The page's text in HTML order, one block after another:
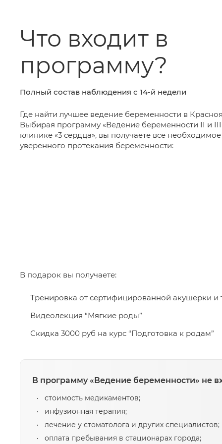
Что входит в
программу?
Полный состав наблюдения с 14-й недели
Где найти лучшее ведение беременности в
Выбирая программу «Ведение беременности II и III
клинике «3 сердца», вы получаете все
уверенного протекания беременности:
В подарок вы получаете:
Тренировка от сертифицированной акушерки
Видеолекция “Мягкие роды”
Скидка 3000 руб на курс “Подготовка к родам”
В программу «Ведение беременности» не
стоимость медикаментов;
инфузионная терапия;
лечение у стоматолога и других специалистов;
оплата пребывания в стационарах города;